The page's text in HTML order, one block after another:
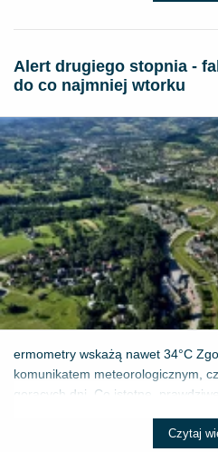
Alert drugiego stopnia -
do co najmniej wtorku
ermometry wskażą nawet 34°C
komunikatem meteorologicznym,
gorących dni. Co istotne,
Czytaj